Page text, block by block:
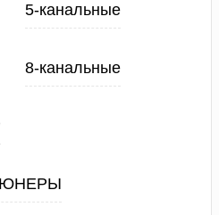
5-канальные
8-канальные